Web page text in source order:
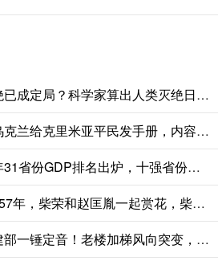
高杠杆投资 人类灭绝已成定局？科学家算出人类灭绝日期，我们还能存在多久？
股票期货配资代理 乌克兰给克里米亚平民发手册，内容让人后背发凉！
宣城股票配资 上半年31省份GDP排名出炉，十强省份变了
股票里什么是超配 957年，柴荣和赵匡胤一起赏花，柴荣突然说：爱卿真是一副帝王之相啊
股票配资哪家好 住建部一锤定音！老楼加梯风向突变，万亿旧改市场或迎大洗牌